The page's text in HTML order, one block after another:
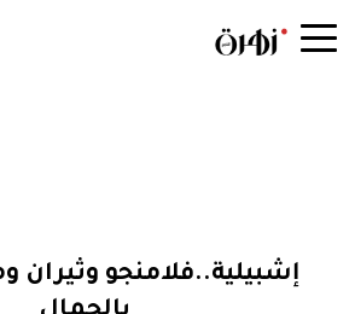
إشبيلية..فلامنجو وثيران